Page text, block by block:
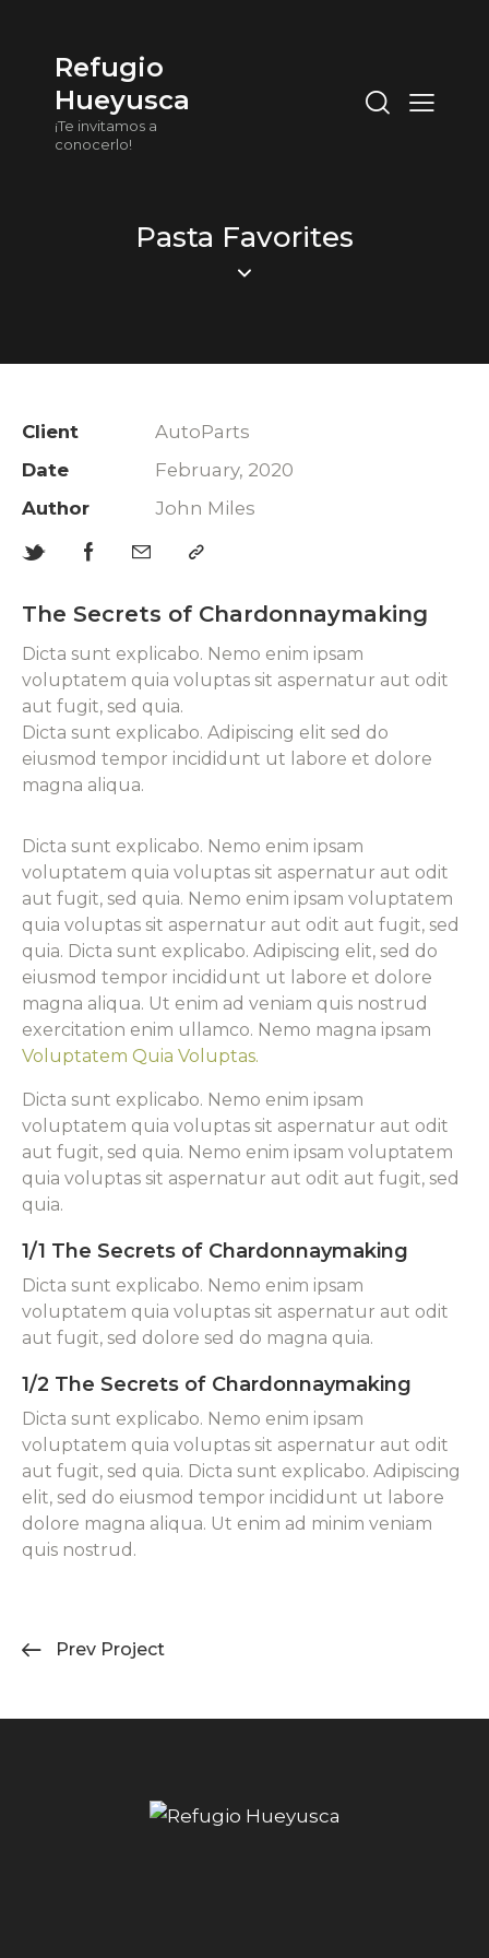
Refugio
Hueyusca
¡Te invitamos a
conocerlo!
Pasta Favorites
Client
AutoParts
Date
February, 2020
Author
John Miles
The Secrets of Chardonnaymaking
Dicta sunt explicabo. Nemo enim ipsam
voluptatem quia voluptas sit aspernatur aut odit
aut fugit, sed quia.
Dicta sunt explicabo. Adipiscing elit sed do
eiusmod tempor incididunt ut labore et dolore
magna aliqua.
Dicta sunt explicabo. Nemo enim ipsam
voluptatem quia voluptas sit aspernatur aut odit
aut fugit, sed quia. Nemo enim ipsam voluptatem
quia voluptas sit aspernatur aut odit aut fugit, sed
quia. Dicta sunt explicabo. Adipiscing elit, sed do
eiusmod tempor incididunt ut labore et dolore
magna aliqua. Ut enim ad veniam quis nostrud
exercitation enim ullamco. Nemo magna ipsam
Voluptatem Quia Voluptas.
Dicta sunt explicabo. Nemo enim ipsam
voluptatem quia voluptas sit aspernatur aut odit
aut fugit, sed quia. Nemo enim ipsam voluptatem
quia voluptas sit aspernatur aut odit aut fugit, sed
quia.
1/1 The Secrets of Chardonnaymaking
Dicta sunt explicabo. Nemo enim ipsam
voluptatem quia voluptas sit aspernatur aut odit
aut fugit, sed dolore sed do magna quia.
1/2 The Secrets of Chardonnaymaking
Dicta sunt explicabo. Nemo enim ipsam
voluptatem quia voluptas sit aspernatur aut odit
aut fugit, sed quia. Dicta sunt explicabo. Adipiscing
elit, sed do eiusmod tempor incididunt ut labore
dolore magna aliqua. Ut enim ad minim veniam
quis nostrud.
Prev Project